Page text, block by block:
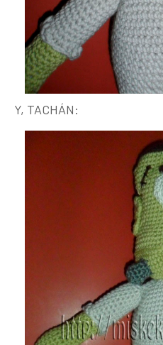
Y, TACHÁN: